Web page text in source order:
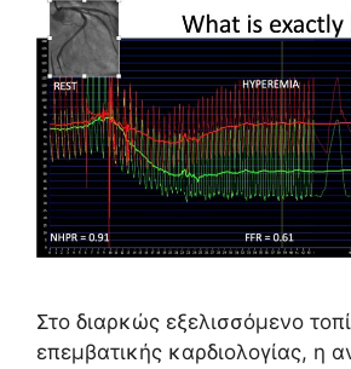
Στο διαρκώς εξελισσόμενο
επεμβατικής καρδιολογίας, η